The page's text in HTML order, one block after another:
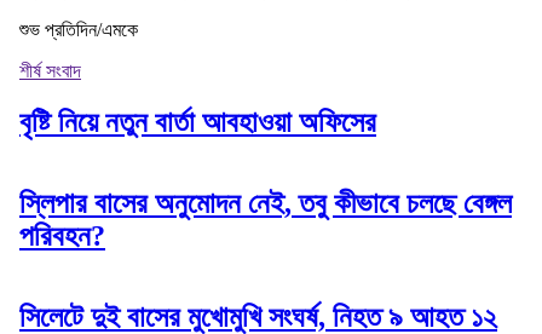
শুভ প্রতিদিন/এমকে
শীর্ষ সংবাদ
বৃষ্টি নিয়ে নতুন বার্তা আবহাওয়া অফিসের
স্লিপার বাসের অনুমোদন নেই, তবু কীভাবে চলছে বেঙ্গল
পরিবহন?
সিলেটে দুই বাসের মুখোমুখি সংঘর্ষ, নিহত ৯ আহত ১২